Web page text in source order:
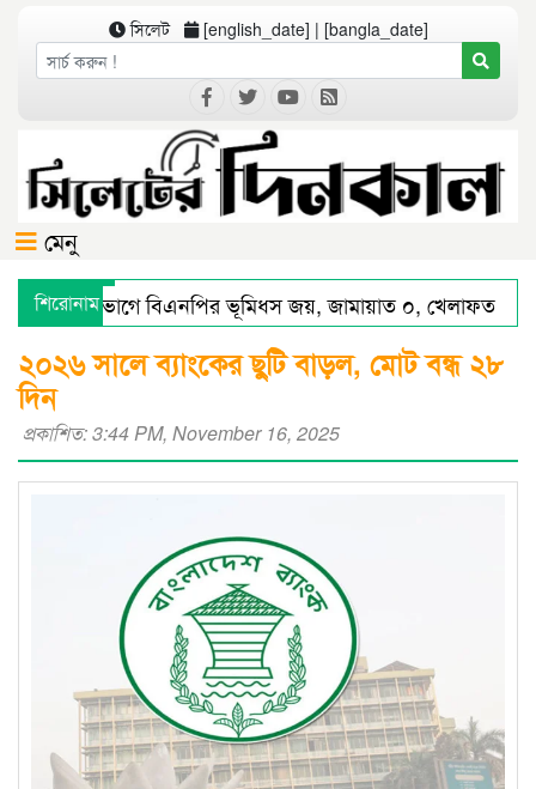
সিলেট [english_date] | [bangla_date]
মেনু
শিরোনাম
সিলেট বিভাগে বিএনপির ভূমিধস জয়, জামায়াত ০, খেলাফত ১
সিলেটে স্মার্ট পুলিশিংয়ে আইন-শৃঙ্খলায় স্বস্তি : শ’ত দিনে
২০২৬ সালে ব্যাংকের ছুটি বাড়ল, মোট বন্ধ ২৮
দিন
প্রকাশিত: 3:44 PM, November 16, 2025